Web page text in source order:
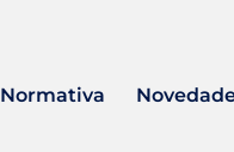
Normativa